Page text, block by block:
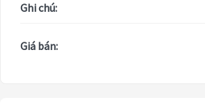
Ghi chú:
Giá bán: